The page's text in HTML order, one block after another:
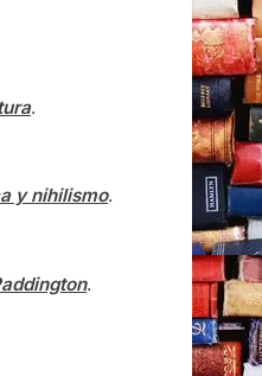
.
y nihilismo.
.